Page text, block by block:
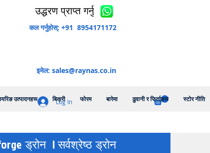
उत्पादनहरू बिक्री फोरम बारेमा ढुवानी र फिर्ताहरू स्टोर नीति
उद्धरण प्राप्त गर्नुहोस्
कल गर्नुहोस्: +91 8954171172
इमेल: sales@raynas.co.in
Log In
ड्रोन | सर्वश्रेष्ठ ड्रोन